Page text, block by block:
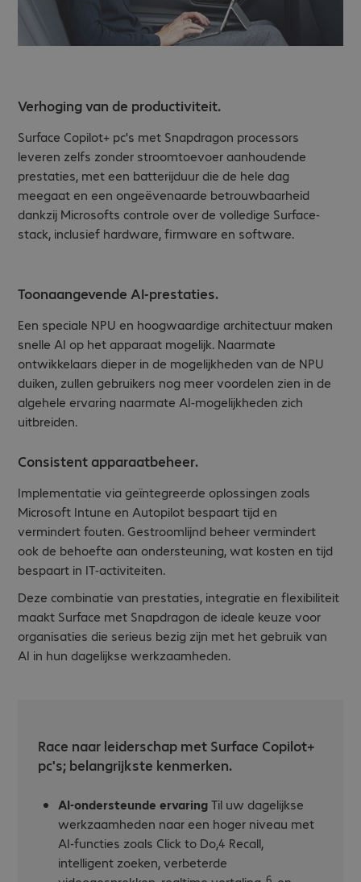
Verhoging van de productiviteit.
Surface Copilot+ pc's met Snapdragon processors
leveren zelfs zonder stroomtoevoer aanhoudende
prestaties, met een batterijduur die de hele dag
meegaat en een ongeëvenaarde betrouwbaarheid
dankzij Microsofts controle over de volledige Surface-
stack, inclusief hardware, firmware en software.
Toonaangevende AI-prestaties.
Een speciale NPU en hoogwaardige architectuur maken
snelle AI op het apparaat mogelijk. Naarmate
ontwikkelaars dieper in de mogelijkheden van de NPU
duiken, zullen gebruikers nog meer voordelen zien in de
algehele ervaring naarmate AI-mogelijkheden zich
uitbreiden.
Consistent apparaatbeheer.
Implementatie via geïntegreerde oplossingen zoals
Microsoft Intune en Autopilot bespaart tijd en
vermindert fouten. Gestroomlijnd beheer vermindert
ook de behoefte aan ondersteuning, wat kosten en tijd
bespaart in IT-activiteiten.
Deze combinatie van prestaties, integratie en flexibiliteit
maakt Surface met Snapdragon de ideale keuze voor
organisaties die serieus bezig zijn met het gebruik van
AI in hun dagelijkse werkzaamheden.
Race naar leiderschap met Surface Copilot+
pc's; belangrijkste kenmerken.
AI-ondersteunde ervaringTil uw dagelijkse
werkzaamheden naar een hoger niveau met
AI-functies zoals Click to Do,4 Recall,
intelligent zoeken, verbeterde
6